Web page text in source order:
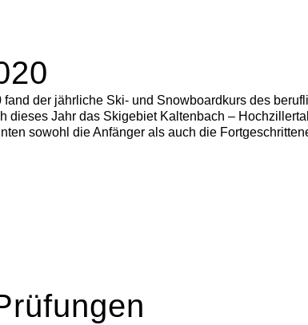
fand der jährliche Ski- und Snowboardkurs des
dieses Jahr das Skigebiet Kaltenbach –
sowohl die Anfänger als auch die